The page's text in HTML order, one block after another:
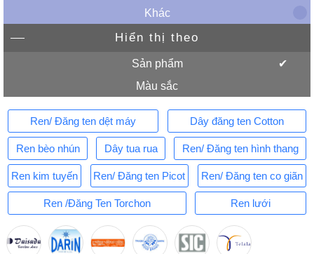
Khác
Hiển thị theo
Sản phẩm
Màu sắc
Ren/ Đăng ten dệt máy Dây đăng ten Cotton
Ren bèo nhún Dây tua rua Ren/ Đăng ten hình thang
Ren kim tuyến Ren/ Đăng ten Picot Ren/ Đăng ten co giãn
Ren /Đăng Ten Torchon Ren lưới